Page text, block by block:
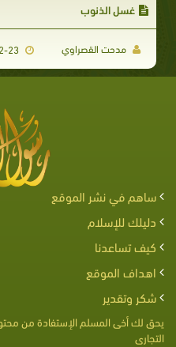
غسل الذنوب
مدحت القصراوي 2016-12-23
ساهم في نشر الموقع
دليلك للإسلام
كيف تساعدنا
اهداف الموقع
شكر وتقدير
يحق لك أخى المسلم الإستفادة من
التجارى